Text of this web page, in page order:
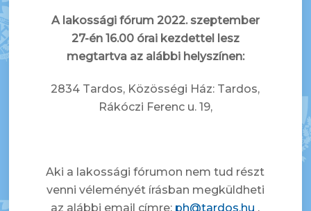
A lakossági fórum 2022. szeptember
27-én 16.00 órai kezdettel lesz
megtartva az alábbi helyszínen:
2834 Tardos, Közösségi Ház: Tardos,
Rákóczi Ferenc u. 19,
Aki a lakossági fórumon nem tud részt
venni véleményét írásban megküldheti
az alábbi email címre: ph@tardos.hu ,